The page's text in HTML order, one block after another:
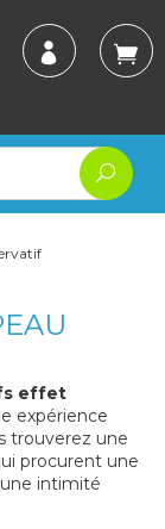
effet
expérience
trouverez une
procurent une
intimité